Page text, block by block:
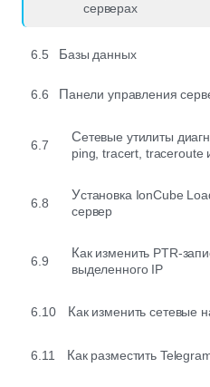
серверах
6.5 Базы данных
6.6 Панели управления
6.7
Сетевые утилиты диагностики:
ping, tracert, traceroute
6.8
Установка IonCube Loader на
сервер
6.9
Как изменить PTR-запись для
выделенного IP
6.10 Как изменить сетевые
6.11 Как разместить